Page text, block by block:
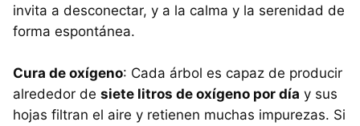
invita a desconectar, y a la calma y la serenidad de
forma espontánea.
Cura de oxígeno: Cada árbol es capaz de producir
alrededor de siete litros de oxígeno por día y sus
hojas filtran el aire y retienen muchas impurezas. Si